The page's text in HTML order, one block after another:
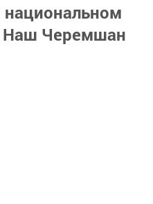
национальном
Наш Черемшан